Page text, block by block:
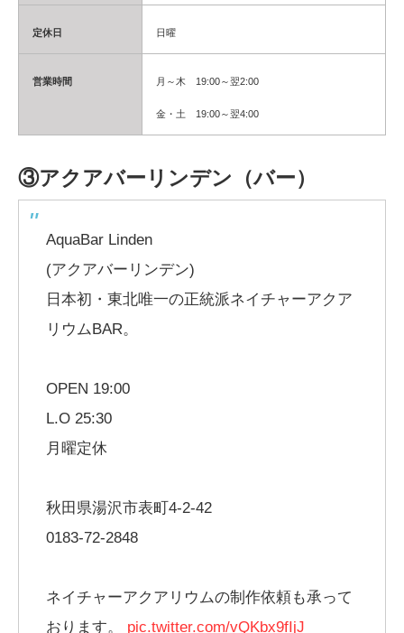
定休日 日曜
営業時間 月～木 19:00～翌2:00
金・土 19:00～翌4:00
③アクアバーリンデン（バー）
AquaBar Linden
(アクアバーリンデン)
日本初・東北唯一の正統派ネイチャーアクア
リウムBAR。
OPEN 19:00
L.O 25:30
月曜定休
秋田県湯沢市表町4-2-42
0183-72-2848
ネイチャーアクアリウムの制作依頼も承って
おります。 pic.twitter.com/vQKbx9fIjJ